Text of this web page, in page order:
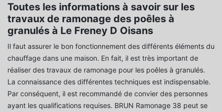
Toutes les informations à savoir sur les
travaux de ramonage des poêles à
granulés à Le Freney D Oisans
Il faut assurer le bon fonctionnement des différents éléments du
chauffage dans une maison. En fait, il est très important de
réaliser des travaux de ramonage pour les poêles à granulés.
La connaissance des différentes techniques est indispensable.
Par conséquent, il est recommandé de convier des personnes
ayant les qualifications requises. BRUN Ramonage 38 peut se